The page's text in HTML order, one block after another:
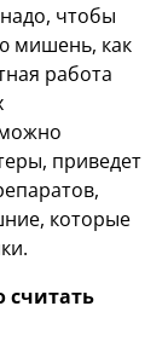
чтобы
мишень, как
работа
приведет
которые
считать